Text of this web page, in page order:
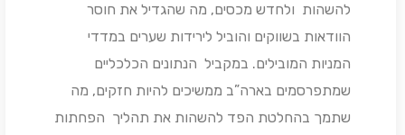
להשהות ולחדש מכסים, מה שהגדיל את חוסר
הוודאות בשווקים והוביל לירידות שערים במדדי
המניות המובילים. במקביל הנתונים הכלכליים
שמתפרסמים בארה”ב ממשיכים להיות חזקים, מה
שתמך בהחלטת הפד להשהות את תהליך הפחתות